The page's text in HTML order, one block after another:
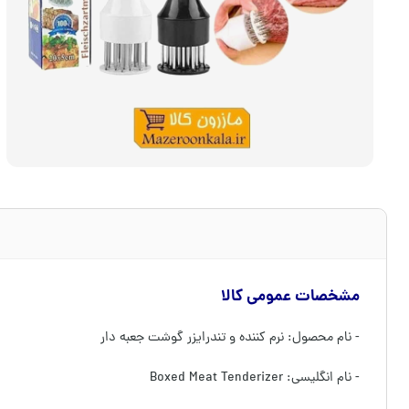
مشخصات عمومی کالا
- نام محصول: نرم کننده و تندرایزر گوشت جعبه دار
- نام انگلیسی: Boxed Meat Tenderizer